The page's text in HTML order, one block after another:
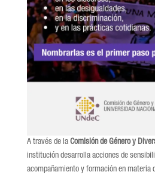
A través de la Comisión de Género y
institución desarrolla acciones de
acompañamiento y formación en materia